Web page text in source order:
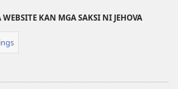
KAN MGA SAKSI NI JEHOVA